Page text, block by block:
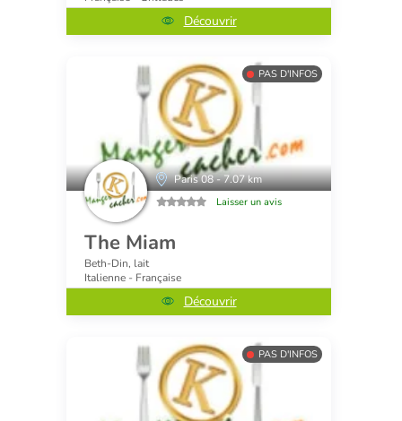
Découvrir
PAS D'INFOS
Paris 08 - 7.07 km
Laisser un avis
The Miam
Beth-Din, lait
Italienne - Française
Découvrir
PAS D'INFOS